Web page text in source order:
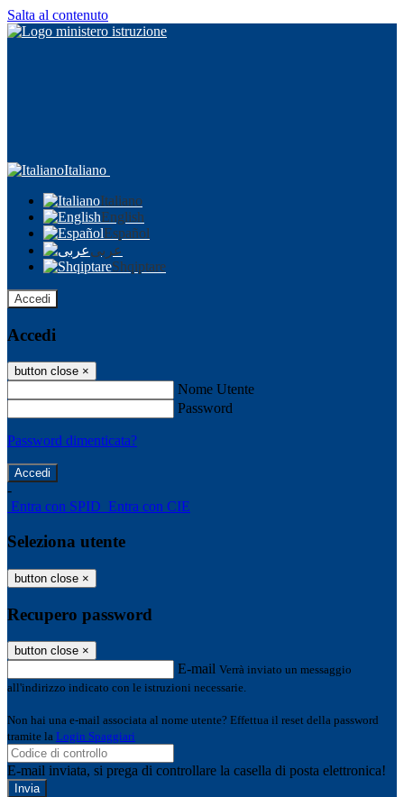
Salta al contenuto
Italiano
Italiano
English
Español
عربى
Shqiptare
Accedi
Accedi
button close ×
Nome Utente
Password
Password dimenticata?
-
Entra con SPID Entra con CIE
Seleziona utente
button close ×
Recupero password
button close ×
E-mail Verrà inviato un messaggio
all'indirizzo indicato con le istruzioni necessarie.
Non hai una e-mail associata al nome utente? Effettua il reset della password
tramite la Login Spaggiari
E-mail inviata, si prega di controllare la casella di posta elettronica!